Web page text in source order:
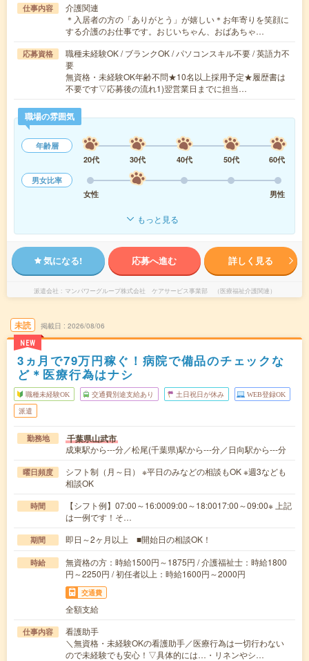
仕事内容
介護関連
＊入居者の方の「ありがとう」が嬉しい＊お年寄りを笑顔に
する介護のお仕事です。おじいちゃん、おばあちゃ…
応募資格
職種未経験OK / ブランクOK / パソコンスキル不要 / 英語力不
要
無資格・未経験OK年齢不問★10名以上採用予定★履歴書は
不要です▽応募後の流れ1)翌営業日までに担当…
職場の雰囲気
年齢層
20代
30代 40代 50代
60代
男女比率
女性
男性
もっと見る
気になる! 応募へ進む 詳しく見る
派遣会社 マンパワーグループ株式会社 ケアサービス事業部 （医療福祉介護関連）
未読
NEW
掲載日 2026/08/06
3ヵ月で79万円稼ぐ！病院で備品のチェックな
ど＊医療行為はナシ
職種未経験OK 交通費別途支給あり 土日祝日が休み WEB登録OK
派遣
勤務地 千葉県山武市
成東駅から---分／松尾(千葉県)駅から---分／日向駅から---分
曜日頻度
シフト制（月～日） ※平日のみなどの相談もOK ※週3なども
相談OK
時間
【シフト例】07:00～16:0009:00～18:0017:00～09:00※ 上記
は一例です！そ…
期間 即日～2ヶ月以上 ■開始日の相談OK！
時給
無資格の方：時給1500円～1875円 / 介護福祉士：時給1800
円～2250円 / 初任者以上：時給1600円～2000円
交通費
全額支給
仕事内容
看護助手
＼無資格・未経験OKの看護助手／医療行為は一切行わない
ので未経験でも安心！▽具体的には…・リネンやシ…